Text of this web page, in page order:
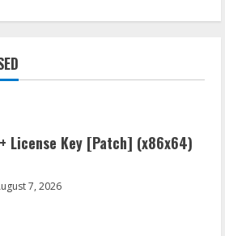
License Key [Patch] (x86x64)
7, 2026